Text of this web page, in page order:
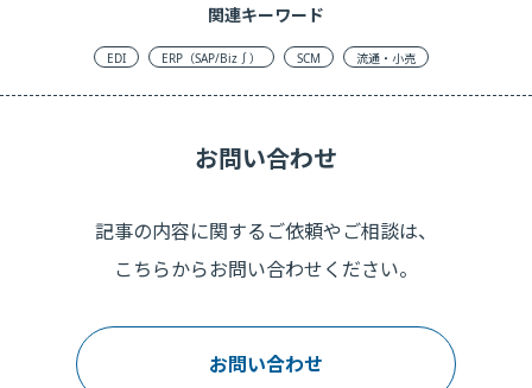
関連キーワード
EDI ERP（SAP/Biz∫） SCM 流通・小売
お問い合わせ
記事の内容に関するご依頼やご相談は、
こちらからお問い合わせください。
お問い合わせ